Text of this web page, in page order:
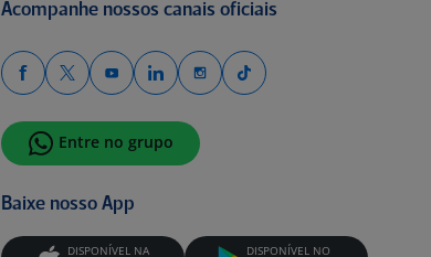
Acompanhe nossos canais oficiais
Entre no grupo
Baixe nosso App
DISPONÍVEL NA DISPONÍVEL NO